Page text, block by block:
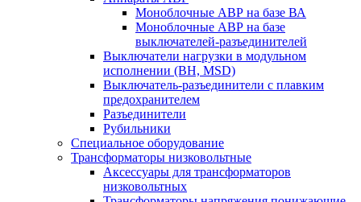
Моноблочные АВР на базе ВА
Моноблочные АВР на базе
выключателей-разъединителей
Выключатели нагрузки в модульном
исполнении (ВН, MSD)
Выключатель-разъединители с плавким
предохранителем
Разъединители
Рубильники
Специальное оборудование
Трансформаторы низковольтные
Аксессуары для трансформаторов
низковольтных